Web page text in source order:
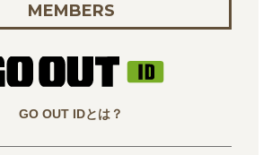
MEMBERS
GO OUT IDとは？